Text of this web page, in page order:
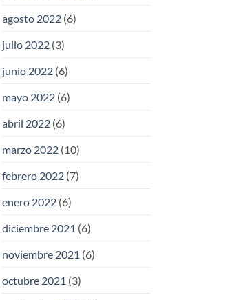
agosto 2022(6)
julio 2022(3)
junio 2022(6)
mayo 2022(6)
abril 2022(6)
marzo 2022(10)
febrero 2022(7)
enero 2022(6)
diciembre 2021 (6)
noviembre 2021 (6)
octubre 2021 (3)